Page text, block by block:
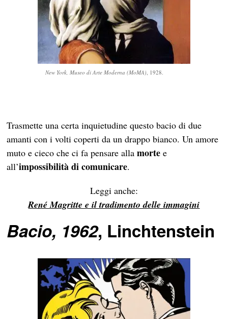
New York, Museo di Arte Moderna (MoMA), 1928.
Trasmette una certa inquietudine questo bacio di due
amanti con i volti coperti da un drappo bianco. Un amore
muto e cieco che ci fa pensare allamorte e
all’impossibilità di comunicare.
Leggi anche:
René Magritte e il tradimento delle immagini
Bacio, 1962, Linchtenstein